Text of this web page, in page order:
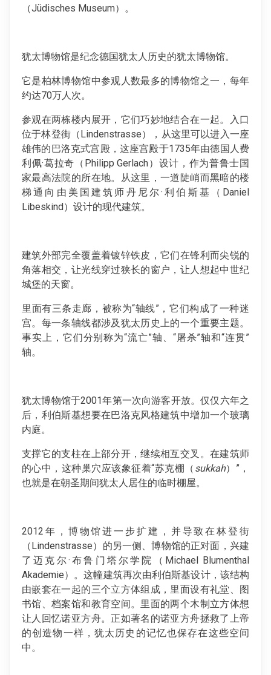
（Jüdisches Museum）。
犹太博物馆是纪念德国犹太人历史的犹太博物馆。
它是柏林博物馆中参观人数最多的博物馆之一，每年
约达70万人次。
参观在两栋楼内展开，它们巧妙地结合在一起。入口
位于林登街（Lindenstrasse），从这里可以进入一座
雄伟的巴洛克式宫殿，这座宫殿于1735年由德国人费
利佩·葛拉奇（Philipp Gerlach）设计，作为普鲁士国
家最高法院的所在地。从这里，一道陡峭而黑暗的楼
梯通向由美国建筑师丹尼尔·利伯斯基（Daniel
Libeskind）设计的现代建筑。
建筑外部完全覆盖着镀锌铁皮，它们在锋利而尖锐的
角落相交，让光线穿过狭长的窗户，让人想起中世纪
城堡的天窗。
里面有三条走廊，被称为“轴线”，它们构成了一种迷
宫。每一条轴线都涉及犹太历史上的一个重要主题。
事实上，它们分别称为“流亡”轴、“屠杀”轴和“连贯”
轴。
犹太博物馆于2001年第一次向游客开放。仅仅六年之
后，利伯斯基想要在巴洛克风格建筑中增加一个玻璃
内庭。
支撑它的支柱在上部分开，继续相互交叉。在建筑师
的心中，这种巢穴应该象征着“苏克棚（ sukkah）”，
也就是在朝圣期间犹太人居住的临时棚屋。
2012年，博物馆进一步扩建，并导致在林登街
（Lindenstrasse）的另一侧、博物馆的正对面，兴建
了迈克尔·布鲁门塔尔学院（Michael Blumenthal
Akademie）。这幢建筑再次由利伯斯基设计，该结构
由嵌套在一起的三个立方体组成，里面设有礼堂、图
书馆、档案馆和教育空间。里面的两个木制立方体想
让人回忆诺亚方舟。正如著名的诺亚方舟拯救了上帝
的创造物一样，犹太历史的记忆也保存在这些空间
中。